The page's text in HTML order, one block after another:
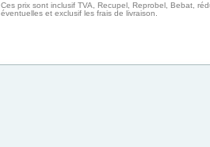
Ces prix sont inclusif TVA, Recupel, Reprobel, Bebat,
éventuelles et exclusif les frais de livraison.